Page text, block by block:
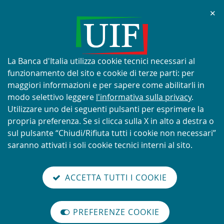
Tentativi di truffa con utilizzo
improprio del nome e del logo
della UIF
SCOPRI DI PIÙ
Cerca
nel
Organizzazione
Quaderni dell'antiriciclaggio - Collana Dati statisti…
✕
Informativa
sui
cookie:
La Banca d'Italia utilizza cookie tecnici necessari al
funzionamento del sito e cookie di terze parti: per
maggiori informazioni e per sapere come abilitarli in
modo selettivo leggere l'informativa sulla privacy.
Utilizzare uno dei seguenti pulsanti per esprimere la
propria preferenza. Se si clicca sulla X in alto a destra o
sul pulsante “Chiudi/Rifiuta tutti i cookie non necessari”
saranno attivati i soli cookie tecnici interni al sito.
ACCETTA TUTTI I COOKIE
PREFERENZE COOKIE